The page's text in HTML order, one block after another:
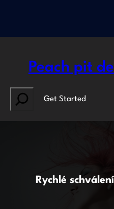
Peach pit
Search
Get Started
Rychlé